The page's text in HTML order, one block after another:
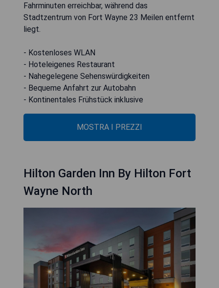
Fahrminuten erreichbar, während das
Stadtzentrum von Fort Wayne 23 Meilen entfernt
liegt.
- Kostenloses WLAN
- Hoteleigenes Restaurant
- Nahegelegene Sehenswürdigkeiten
- Bequeme Anfahrt zur Autobahn
- Kontinentales Frühstück inklusive
MOSTRA I PREZZI
Hilton Garden Inn By Hilton Fort
Wayne North